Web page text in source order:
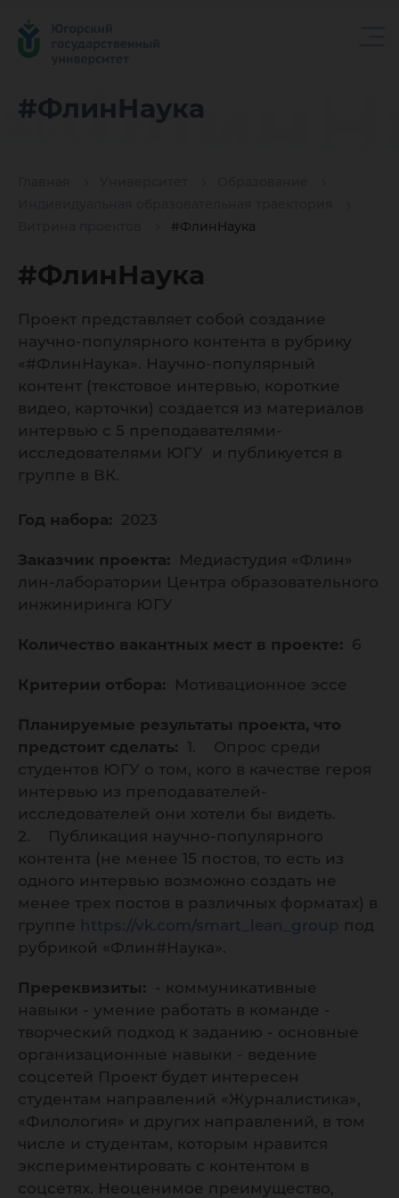
#ФлинНаука
#ФлинНаука
#ФлинНаука
Проект представляет собой создание
научно-популярного контента в рубрику
«#ФлинНаука». Научно-популярный
контент (текстовое интервью, короткие
видео, карточки) создается из материалов
интервью с 5 преподавателями-
исследователями ЮГУ и публикуется в
группе в ВК.
Год набора: 2023
Заказчик проекта:
Медиастудия «Флин»
лин-лаборатории Центра образовательного
инжиниринга ЮГУ
Количество вакантных мест в проекте: 6
Критерии отбора: Мотивационное эссе
Планируемые результаты проекта, что
предстоит сделать: 1. Опрос среди
студентов ЮГУ о том, кого в качестве героя
интервью из преподавателей-
исследователей они хотели бы видеть.
2. Публикация научно-популярного
контента (не менее 15 постов, то есть из
одного интервью возможно создать не
менее трех постов в различных форматах) в
группе
https://vk.com/smart_lean_group под
рубрикой «Флин#Наука».
Пререквизиты: - коммуникативные
навыки - умение работать в команде -
творческий подход к заданию - основные
организационные навыки - ведение
соцсетей Проект будет интересен
студентам направлений «Журналистика»,
«Филология» и других направлений, в том
числе и студентам, которым нравится
экспериментировать с контентом в
соцсетях. Неоценимое преимущество,